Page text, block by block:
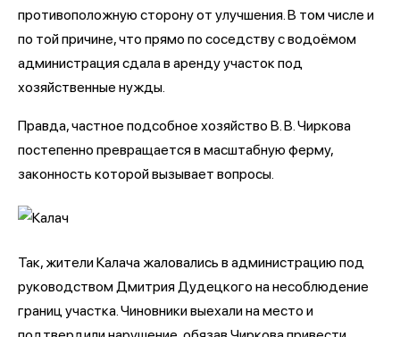
противоположную сторону от улучшения. В том числе и
по той причине, что прямо по соседству с водоёмом
администрация сдала в аренду участок под
хозяйственные нужды.
Правда, частное подсобное хозяйство В. В. Чиркова
постепенно превращается в масштабную ферму,
законность которой вызывает вопросы.
Так, жители Калача жаловались в администрацию под
руководством Дмитрия Дудецкого на несоблюдение
границ участка. Чиновники выехали на место и